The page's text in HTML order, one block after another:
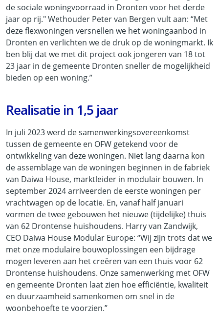
de sociale woningvoorraad in Dronten voor het derde
jaar op rij." Wethouder Peter van Bergen vult aan: “Met
deze flexwoningen versnellen we het woningaanbod in
Dronten en verlichten we de druk op de woningmarkt. Ik
ben blij dat we met dit project ook jongeren van 18 tot
23 jaar in de gemeente Dronten sneller de mogelijkheid
bieden op een woning.”
Realisatie in 1,5 jaar
In juli 2023 werd de samenwerkingsovereenkomst
tussen de gemeente en OFW getekend voor de
ontwikkeling van deze woningen. Niet lang daarna kon
de assemblage van de woningen beginnen in de fabriek
van Daiwa House, marktleider in modulair bouwen. In
september 2024 arriveerden de eerste woningen per
vrachtwagen op de locatie. En, vanaf half januari
vormen de twee gebouwen het nieuwe (tijdelijke) thuis
van 62 Drontense huishoudens. Harry van Zandwijk,
CEO Daiwa House Modular Europe: “Wij zijn trots dat we
met onze modulaire bouwoplossingen een bijdrage
mogen leveren aan het creëren van een thuis voor 62
Drontense huishoudens. Onze samenwerking met OFW
en gemeente Dronten laat zien hoe efficiëntie, kwaliteit
en duurzaamheid samenkomen om snel in de
woonbehoefte te voorzien.”